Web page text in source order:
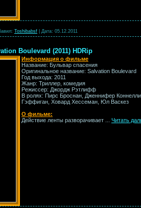
Toshibabsf Дата: 05.12.2011
Boulevard (2011) HDRip
Информация о фильме
Название: Бульвар спасения
Оригинальное название: Salvation Boulevard
Год выхода: 2011
Жанр: Триллер, комедия
Режиссер: Джордж Рэтлифф
В ролях: Пирс Броснан, Дженнифер
Гэффиган, Ховард Хессеман, Юл Васкез
О фильме:
Действие ленты разворачивает
Читать